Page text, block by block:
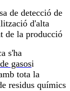
de detecció de
d'alta
de la producció
s'ha
gasosi
tota la
residus químics